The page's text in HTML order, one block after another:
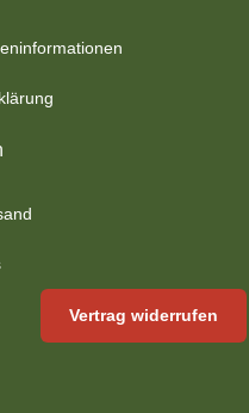
Vertrag widerrufen